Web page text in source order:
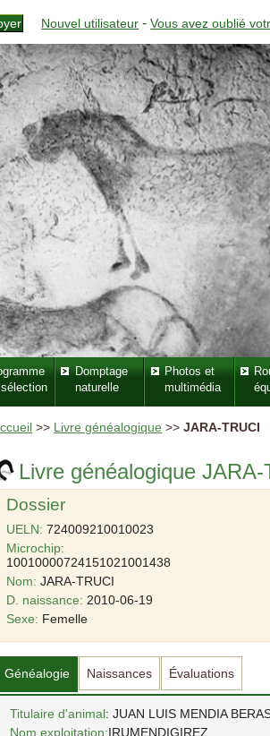
Nouvel utilisateur -Vous avez oublié
Domptage
naturelle
Photos et
multimédia
>> Livre généalogique >>JARA-TRUCI
Livre généalogique JARA-
Dossier
UELN: 724009210010023
Microchip:
10010000724151021001438
Nom: JARA-TRUCI
D. naissance: 2010-06-19
Sexe: Femelle
Généalogie Naissances Évaluations
Titulaire d'animal: JUAN LUIS MENDIA
Nom exploitation:IRUMENDIGIREZ